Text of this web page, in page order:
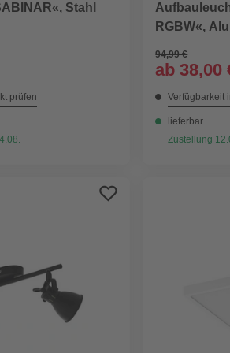
Stahl
prüfen
RGBW«,
94,99 €
ab38,00
Verfügbarkeit
lieferbar
Zustellung